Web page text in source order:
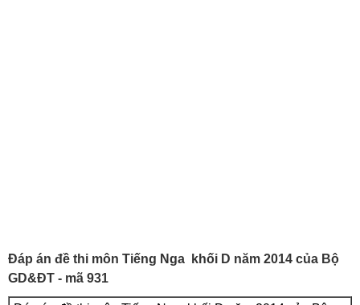
Đáp án đề thi môn Tiếng Nga khối D năm 2014 của Bộ
GD&ĐT - mã 931